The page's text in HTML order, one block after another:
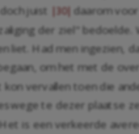
juist
|30| daarom
der ziel"
liet. Had men ingezien,
om het met de
vervallen toen die
te dezer plaatse
is een verkeerde